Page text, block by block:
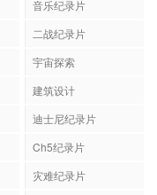
音乐纪录片
二战纪录片
宇宙探索
建筑设计
迪士尼纪录片
Ch5纪录片
灾难纪录片